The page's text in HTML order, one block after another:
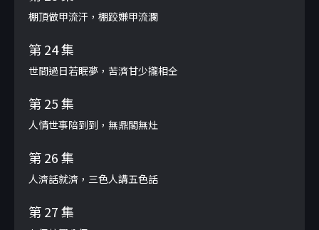
棚頂做甲流汗，棚跤嫌甲流瀾
第 24 集
世間過日若眠夢，苦濟甘少攏相仝
第 25 集
人情世事陪到到，無鼎閣無灶
第 26 集
人濟話就濟，三色人講五色話
第 27 集